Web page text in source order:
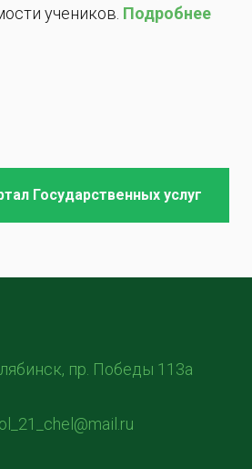
учеников. Подробнее
Государственных услуг
пр. Победы 113а